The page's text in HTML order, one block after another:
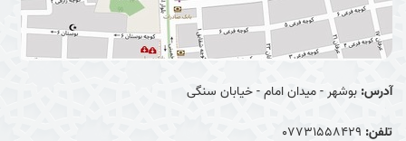
آدرس: بوشهر - میدان امام - خیابان سنگی
تلفن: 07731558429